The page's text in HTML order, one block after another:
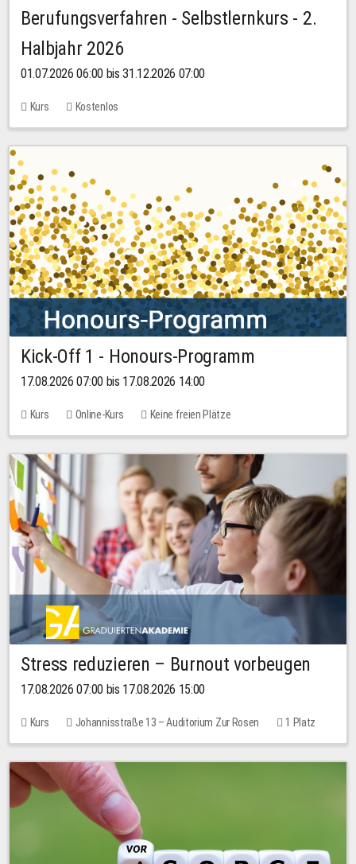
Berufungsverfahren - Selbstlernkurs - 2.
Halbjahr 2026
01.07.2026 06:00 bis 31.12.2026 07:00
Kurs Kostenlos
Kick-Off 1 - Honours-Programm
17.08.2026 07:00 bis 17.08.2026 14:00
Kurs Online-Kurs Keine freien Plätze
Stress reduzieren – Burnout vorbeugen
17.08.2026 07:00 bis 17.08.2026 15:00
Kurs Johannisstraße 13 – Auditorium Zur Rosen
1 Platz
10,00 EUR